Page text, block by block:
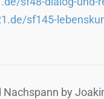
sf145-
Nachspann by